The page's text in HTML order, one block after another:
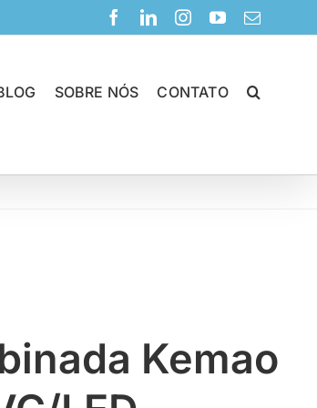
FacebookLinkedInInstagram
YouTube
E-
mail
SOBRE NÓS CONTATO
Kemao